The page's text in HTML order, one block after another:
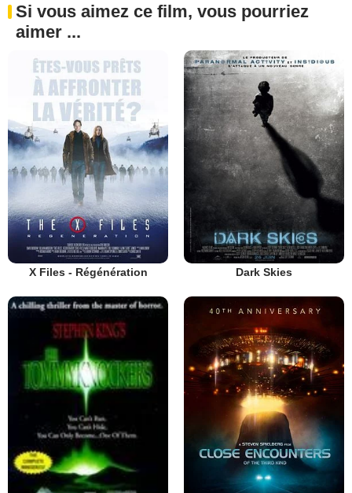
Si vous aimez ce film, vous pourriez
aimer ...
X Files - Régénération Dark Skies